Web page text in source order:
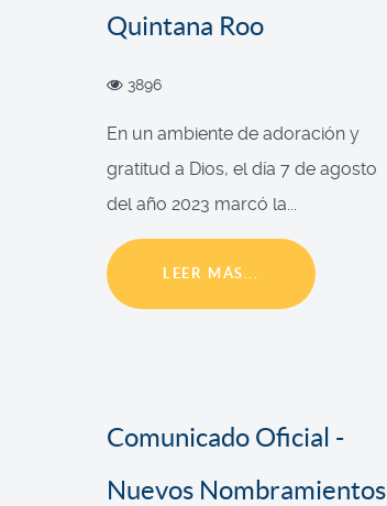
Quintana Roo
3896
En un ambiente de adoración y
gratitud a Dios, el día 7 de agosto
del año 2023 marcó la...
LEER MÁS...
Comunicado Oficial -
Nuevos Nombramientos